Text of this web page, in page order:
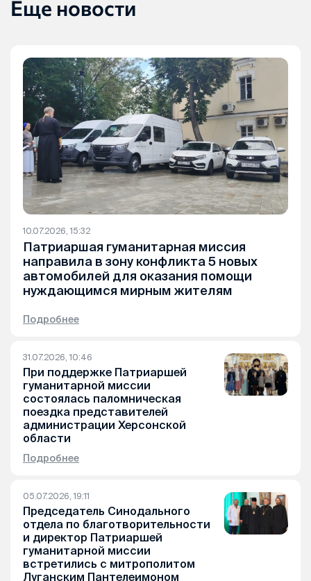
Еще новости
10.07.2026, 15:32
Патриаршая гуманитарная миссия
направила в зону конфликта 5 новых
автомобилей для оказания помощи
нуждающимся мирным жителям
Подробнее
31.07.2026, 10:46
При поддержке Патриаршей
гуманитарной миссии
состоялась паломническая
поездка представителей
администрации Херсонской
области
Подробнее
05.07.2026, 19:11
Председатель Синодального
отдела по благотворительности
и директор Патриаршей
гуманитарной миссии
встретились с митрополитом
Луганским Пантелеимоном